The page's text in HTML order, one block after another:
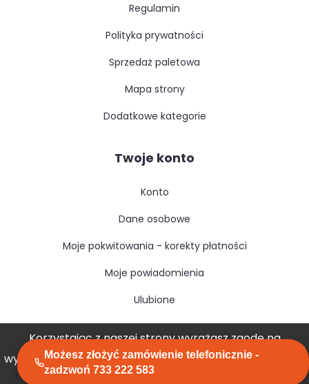
Korzystając z naszej strony wyrażasz zgodę na
wykorzystywanie przez nas plików cookies.
Akceptuję
Możesz złożyć zamówienie telefonicznie -
zadzwoń 733 222 583
regulamin
polityka prywatności
sprzedaż paletowa
mapa strony
dodatkowe kategorie
Twoje konto
konto
dane osobowe
moje pokwitowania - korekty płatności
moje powiadomienia
ulubione
Copyright © izosfera.pl. All rights reserved.